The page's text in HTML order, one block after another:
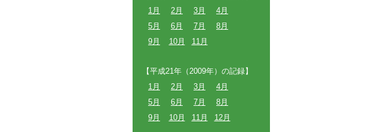
1月
2月 3月
4月
5月
6月 7月
8月
9月
10月 11月
【平成21年（2009年）の記録】
1月
2月 3月
4月
5月
6月 7月
8月
9月
10月 11月 12月